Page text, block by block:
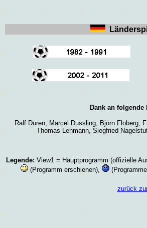
Dank an
Ralf Düren, Marcel Dussling, Björn Floberg,
Thomas Lehmann, Siegfried
Legende: View1 = Hauptprogramm (offizielle
(Programm erschienen),
zurück